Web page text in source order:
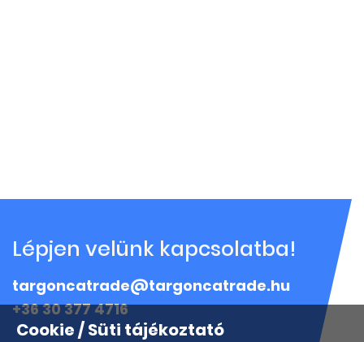
Lépjen velünk kapcsolatba!
targoncatrade@targoncatrade.hu
+36 30 377 4716
Cookie / Süti tájékoztató